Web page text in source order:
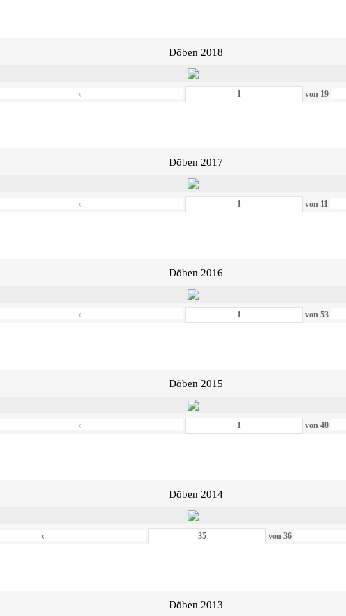
Döben 2018
‹ von 19
Döben 2017
‹ von 11
Döben 2016
‹ von53
Döben 2015
‹ von40
Döben 2014
‹ von36
Döben 2013